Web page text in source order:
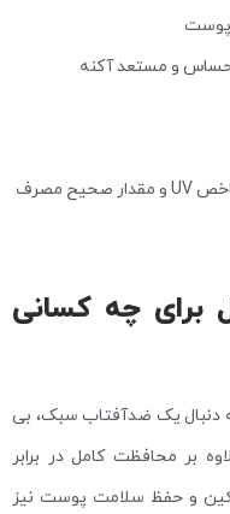
پوست
و مستعد آکنه
برای چه کسانی
دنبال یک ضدآفتاب سبک، بی‌
بر محافظت کامل در برابر
و حفظ سلامت پوست نیز